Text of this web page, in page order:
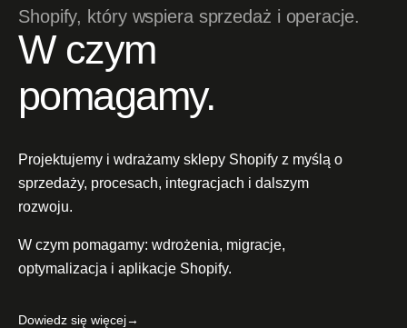
Shopify, który wspiera sprzedaż i operacje.
W czym
pomagamy.
Projektujemy i wdrażamy sklepy Shopify z myślą o
sprzedaży, procesach, integracjach i dalszym
rozwoju.
W czym pomagamy: wdrożenia, migracje,
optymalizacja i aplikacje Shopify.
Dowiedz się więcej→